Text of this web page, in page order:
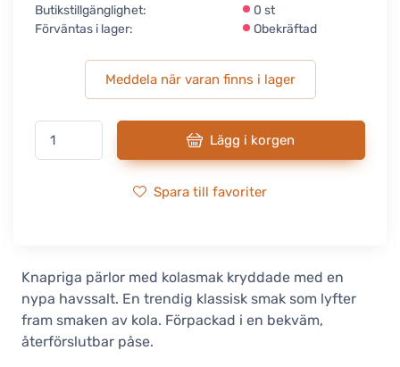
Butikstillgänglighet:
0 st
Förväntas i lager:
Obekräftad
Meddela när varan finns i lager
Lägg i korgen
Spara till favoriter
Knapriga pärlor med kolasmak kryddade med en
nypa havssalt. En trendig klassisk smak som lyfter
fram smaken av kola. Förpackad i en bekväm,
återförslutbar påse.